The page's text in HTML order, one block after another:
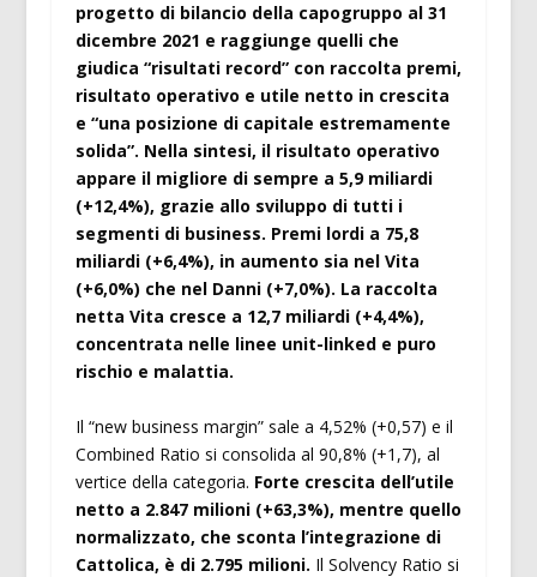
progetto di bilancio della capogruppo al 31
dicembre 2021 e raggiunge quelli che
giudica “risultati record” con raccolta premi,
risultato operativo e utile netto in crescita
e “una posizione di capitale estremamente
solida”. Nella sintesi, il risultato operativo
appare il migliore di sempre a 5,9 miliardi
(+12,4%), grazie allo sviluppo di tutti i
segmenti di business. Premi lordi a 75,8
miliardi (+6,4%), in aumento sia nel Vita
(+6,0%) che nel Danni (+7,0%). La raccolta
netta Vita cresce a 12,7 miliardi (+4,4%),
concentrata nelle linee unit-linked e puro
rischio e malattia.
Il “new business margin” sale a 4,52% (+0,57) e il
Combined Ratio si consolida al 90,8% (+1,7), al
vertice della categoria. Forte crescita dell’utile
netto a 2.847 milioni (+63,3%), mentre quello
normalizzato, che sconta l’integrazione di
Cattolica, è di 2.795 milioni. Il Solvency Ratio si